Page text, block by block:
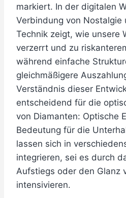
markiert. In der digitalen
Verbindung von Nostalgie
Technik zeigt, wie unsere
verzerrt und zu
während einfache
gleichmäßigere
Verständnis dieser
entscheidend für die
von Diamanten: Optische
Bedeutung für die
lassen sich in
integrieren, sei es durch
Aufstiegs oder den Glanz
intensivieren.